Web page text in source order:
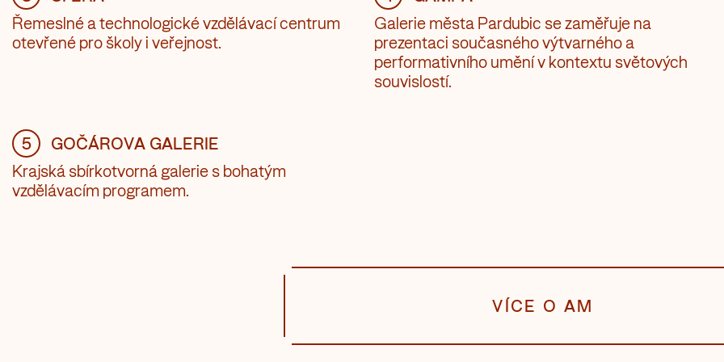
Řemeslné a technologické vzdělávací centrum
otevřené pro školy i veřejnost.
Galerie města Pardubic se zaměřuje na
prezentaci současného výtvarného a
performativního umění v kontextu světových
souvislostí.
5
GOČÁROVA GALERIE
Krajská sbírkotvorná galerie s bohatým
vzdělávacím programem.
VÍCE O AM